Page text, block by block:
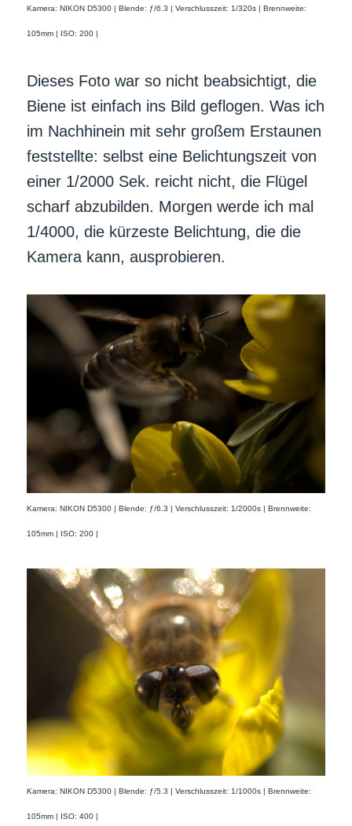
Kamera: NIKON D5300 | Blende: ƒ/6.3 | Verschlusszeit: 1/320s | Brennweite:
105mm | ISO: 200 |
Dieses Foto war so nicht beabsichtigt, die
Biene ist einfach ins Bild geflogen. Was ich
im Nachhinein mit sehr großem Erstaunen
feststellte: selbst eine Belichtungszeit von
einer 1/2000 Sek. reicht nicht, die Flügel
scharf abzubilden. Morgen werde ich mal
1/4000, die kürzeste Belichtung, die die
Kamera kann, ausprobieren.
Kamera: NIKON D5300 | Blende: ƒ/6.3 | Verschlusszeit: 1/2000s | Brennweite:
105mm | ISO: 200 |
Kamera: NIKON D5300 | Blende: ƒ/5.3 | Verschlusszeit: 1/1000s | Brennweite:
105mm | ISO: 400 |